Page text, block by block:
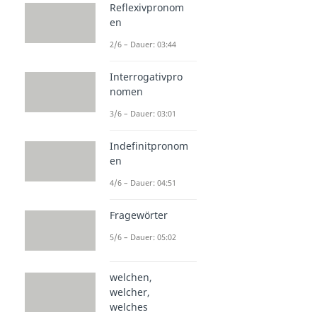
Reflexivpronom
en
2/6 – Dauer: 03:44
Interrogativpro
nomen
3/6 – Dauer: 03:01
Indefinitpronom
en
4/6 – Dauer: 04:51
Fragewörter
5/6 – Dauer: 05:02
welchen,
welcher,
welches